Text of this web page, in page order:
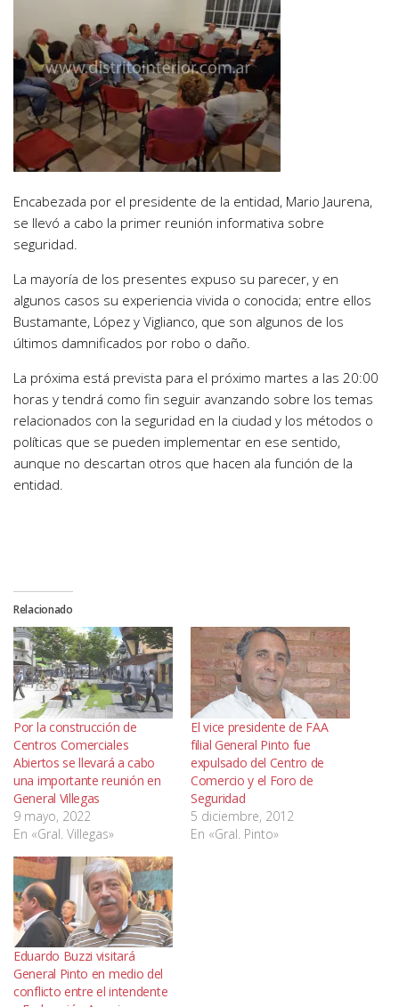
Encabezada por el presidente de la entidad, Mario Jaurena,
se llevó a cabo la primer reunión informativa sobre
seguridad.
La mayoría de los presentes expuso su parecer, y en
algunos casos su experiencia vivida o conocida; entre ellos
Bustamante, López y Viglianco, que son algunos de los
últimos damnificados por robo o daño.
La próxima está prevista para el próximo martes a las 20:00
horas y tendrá como fin seguir avanzando sobre los temas
relacionados con la seguridad en la ciudad y los métodos o
políticas que se pueden implementar en ese sentido,
aunque no descartan otros que hacen ala función de la
entidad.
Relacionado
Por la construcción de
Centros Comerciales
Abiertos se llevará a cabo
una importante reunión en
General Villegas
9 mayo, 2022
En «Gral. Villegas»
El vice presidente de FAA
filial General Pinto fue
expulsado del Centro de
Comercio y el Foro de
Seguridad
5 diciembre, 2012
En «Gral. Pinto»
Eduardo Buzzi visitará
General Pinto en medio del
conflicto entre el intendente